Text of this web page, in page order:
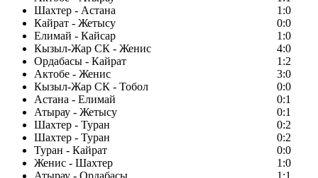
Шахтер - Астана
1:0
Кайрат - Жетысу
0:0
Елимай - Кайсар
1:0
Кызыл-Жар СК - Женис
4:0
Ордабасы - Кайрат
1:2
Актобе - Женис
3:0
Кызыл-Жар СК - Тобол
0:0
Астана - Елимай
0:1
Атырау - Жетысу
0:1
Шахтер - Туран
0:2
Шахтер - Туран
0:2
Туран - Кайрат
0:0
Женис - Шахтер
1:0